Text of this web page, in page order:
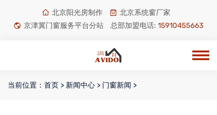
北京阳光房制作
北京系统窗厂家
京津冀门窗服务平台分站
总部加盟电话: 15910455663
当前位置： 首页 > 新闻中心 > 门窗新闻 >